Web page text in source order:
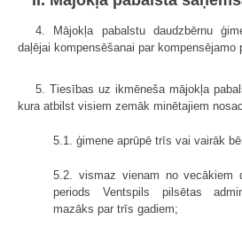
4. Mājokļa pabalstu daudzbērnu
daļējai kompensēšanai par kompensējamo
5. Tiesības uz ikmēneša mājokļa
kura atbilst visiem zemāk minētajiem
5.1. ģimene aprūpē trīs vai vairāk
5.2. vismaz vienam no vecākiem
periods Ventspils pilsētas
mazāks par trīs gadiem;